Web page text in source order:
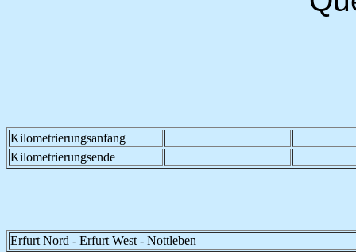
Kilometrierungsanfang
Kilometrierungsende
Erfurt Nord - Erfurt West - Nottleben